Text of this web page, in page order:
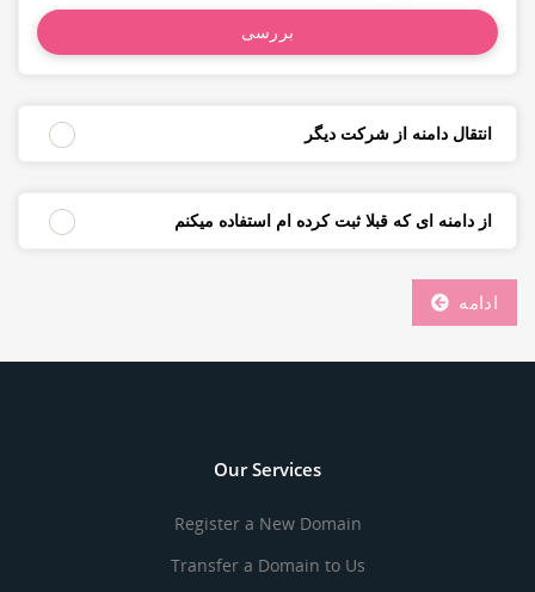
بررسی
انتقال دامنه از شرکت دیگر
از دامنه ای که قبلا ثبت کرده ام استفاده میکنم
ادامه
Our Services
Register a New Domain
Transfer a Domain to Us